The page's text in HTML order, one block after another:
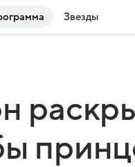
Звезды